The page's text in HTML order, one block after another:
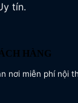
tín.
HÀNG
nơi miễn phí nội